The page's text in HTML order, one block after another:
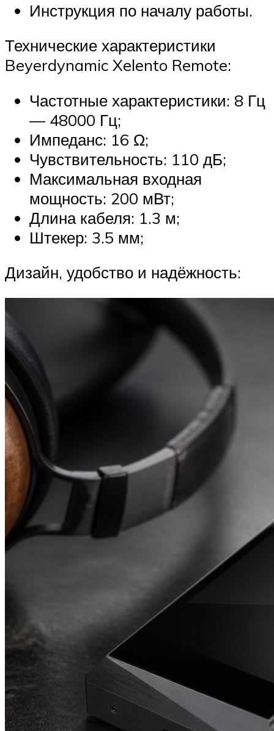
Инструкция по началу работы.
Технические характеристики
Beyerdynamic Xelento Remote:
Частотные характеристики: 8 Гц
— 48000 Гц;
Импеданс: 16 Ω;
Чувствительность: 110 дБ;
Максимальная входная
мощность: 200 мВт;
Длина кабеля: 1.3 м;
Штекер: 3.5 мм;
Дизайн, удобство и надёжность: